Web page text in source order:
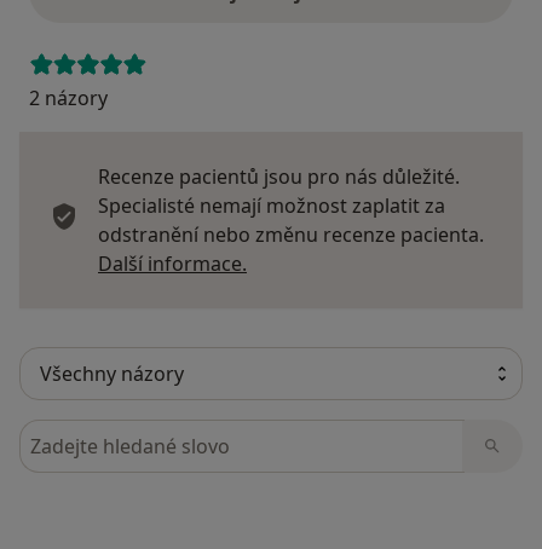
2 názory
Recenze pacientů jsou pro nás důležité.
Specialisté nemají možnost zaplatit za
odstranění nebo změnu recenze pacienta.
Další informace.
Hledejte v názorech